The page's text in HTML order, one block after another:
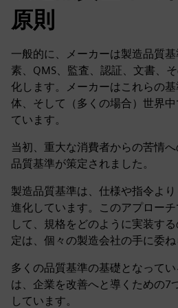
原則
一般的に、メーカーは製造品質
素、QMS、監査、認証、文書、
化します。メーカーはこれらの
体、そして（多くの場合）世界
ています。
当初、重大な消費者からの苦情
品質基準が策定されました。
製造品質基準は、仕様や指令よ
進化しています。このアプロー
して、規格をどのように実装す
定は、個々の製造会社の手に委ね
多くの品質基準の基礎となって
は、企業を改善へと導くための7
しています。